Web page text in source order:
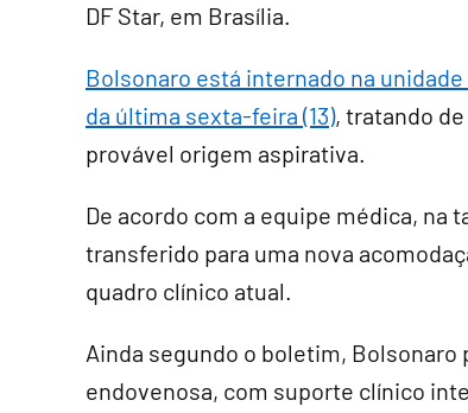
DF Star, em Brasília.
Bolsonaro está internado na
da última sexta-feira (13), tratando
provável origem aspirativa.
De acordo com a equipe médica, na
transferido para uma nova
quadro clínico atual.
Ainda segundo o boletim,
endovenosa, com suporte clínico